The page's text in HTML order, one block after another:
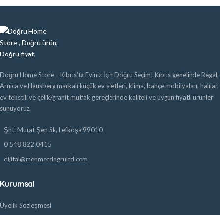
Doğru Home Store – Kıbrıs’ta Eviniz İçin Doğru Seçim! Kıbrıs genelinde Regal,
Arnica ve Hausberg markalı küçük ev aletleri, klima, bahçe mobilyaları, halılar,
ev tekstili ve çelik/granit mutfak gereçlerinde kaliteli ve uygun fiyatlı ürünler
sunuyoruz.
Şht. Murat Şen Sk, Lefkoşa 99010
0 548 822 0415
dijital@mehmetdogrultd.com
Kurumsal
Üyelik Sözleşmesi